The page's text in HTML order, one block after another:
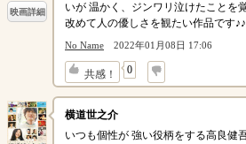
映画詳細
いが 温かく、ジンワリ泣けたことを
改めて人の優しさを観たい作品です
No Name 2022年01月08日 17:06
共感！ 0
↓
横道世之介
いつも個性が 強い役柄をする高良健